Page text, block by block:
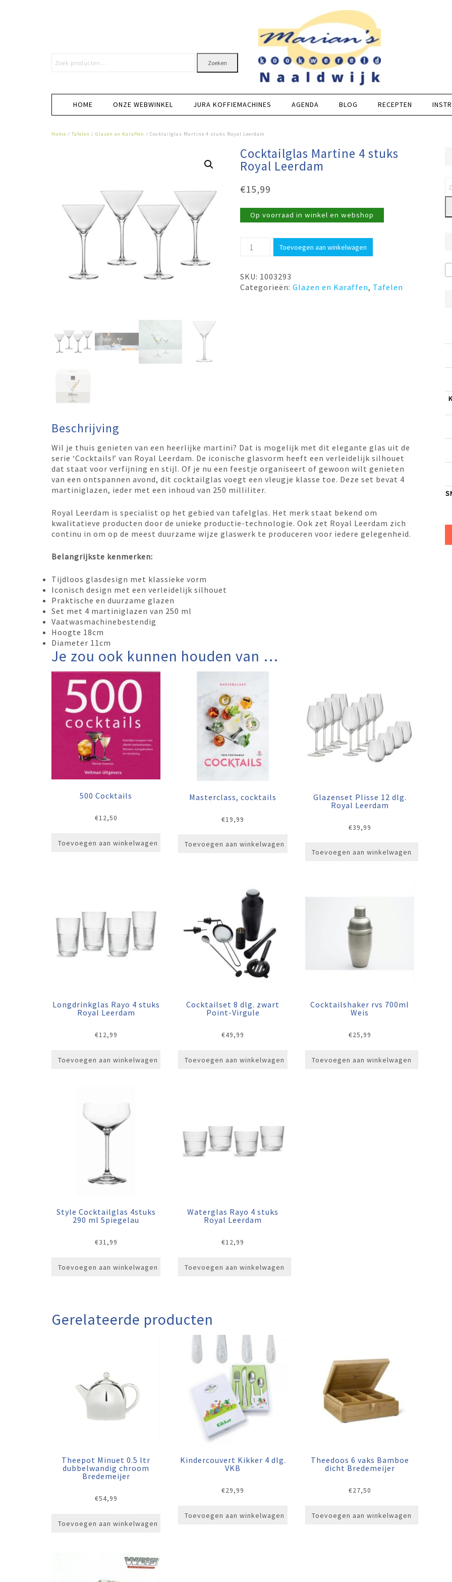
Zoeken
HOME ONZE WEBWINKEL JURA KOFFIEMACHINES AGENDA BLOG RECEPTEN
Home / Tafelen / Glazen en Karaffen / Cocktailglas Martine 4 stuks Royal Leerdam
Cocktailglas Martine 4 stuks
Royal Leerdam
€15,99
Op voorraad in winkel en webshop
Cocktailglas
Martine
stuks
Royal
Toevoegen aan winkelwagen
SKU: 1003293
Categorieën:Glazen en Karaffen, Tafelen
Beschrijving
Wil je thuis genieten van een heerlijke martini? Dat is mogelijk met dit elegante glas uit de
serie ‘Cocktails!’ van Royal Leerdam. De iconische glasvorm heeft een verleidelijk silhouet
dat staat voor verfijning en stijl. Of je nu een feestje organiseert of gewoon wilt genieten
van een ontspannen avond, dit cocktailglas voegt een vleugje klasse toe. Deze set bevat 4
martiniglazen, ieder met een inhoud van 250 milliliter.
Royal Leerdam is specialist op het gebied van tafelglas. Het merk staat bekend om
kwalitatieve producten door de unieke productie-technologie. Ook zet Royal Leerdam zich
continu in om op de meest duurzame wijze glaswerk te produceren voor iedere gelegenheid.
Belangrijkste kenmerken:
Tijdloos glasdesign met klassieke vorm
Iconisch design met een verleidelijk silhouet
Praktische en duurzame glazen
Set met 4 martiniglazen van 250 ml
Vaatwasmachinebestendig
Hoogte 18cm
Diameter 11cm
Je zou ook kunnen houden van …
500 Cocktails
€12,50
Toevoegen aan winkelwagen
Masterclass, cocktails
€19,99
Toevoegen aan winkelwagen
Glazenset Plisse 12 dlg.
Royal Leerdam
€39,99
Toevoegen aan winkelwagen
Longdrinkglas Rayo 4 stuks
Royal Leerdam
€12,99
Toevoegen aan winkelwagen
Cocktailset 8 dlg. zwart
Point-Virgule
€49,99
Toevoegen aan winkelwagen
Cocktailshaker rvs 700ml
Weis
€25,99
Toevoegen aan winkelwagen
Style Cocktailglas 4stuks
290 ml Spiegelau
€31,99
Toevoegen aan winkelwagen
Waterglas Rayo 4 stuks
Royal Leerdam
€12,99
Toevoegen aan winkelwagen
Gerelateerde producten
Theepot Minuet 0.5 ltr
dubbelwandig chroom
Bredemeijer
€54,99
Toevoegen aan winkelwagen
Kindercouvert Kikker 4 dlg.
VKB
€29,99
Toevoegen aan winkelwagen
Theedoos 6 vaks Bamboe
dicht Bredemeijer
€27,50
Toevoegen aan winkelwagen